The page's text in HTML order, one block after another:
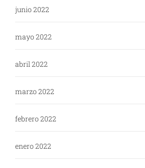
junio 2022
mayo 2022
abril 2022
marzo 2022
febrero 2022
enero 2022